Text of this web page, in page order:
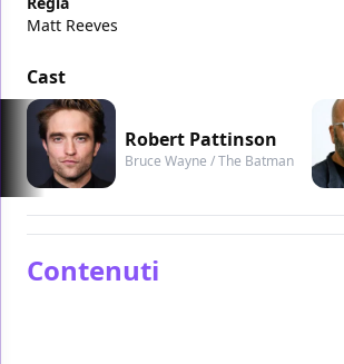
Matt Reeves
Cast
Robert Pattinson
Bruce Wayne / The Batman
Contenuti